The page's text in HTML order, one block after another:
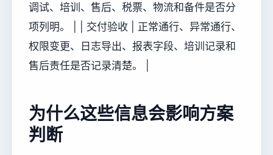
调试、培训、售后、税票、物流和备件是否分
项列明。 | | 交付验收 | 正常通行、异常通行、
权限变更、日志导出、报表字段、培训记录和
售后责任是否记录清楚。 |
为什么这些信息会影响方案
判断